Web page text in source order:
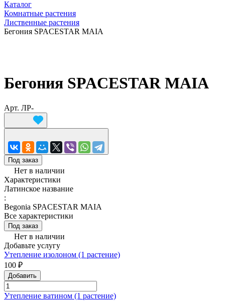
Каталог
Комнатные растения
Лиственные растения
Бегония SPACESTAR MAIA
Бегония SPACESTAR MAIA
Арт. ЛР-
Под заказ
Нет в наличии
Характеристики
Латинское название
:
Begonia SPACESTAR MAIA
Все характеристики
Под заказ
Нет в наличии
Добавьте услугу
Утепление изолоном (1 растение)
100 ₽
Добавить
Утепление ватином (1 растение)